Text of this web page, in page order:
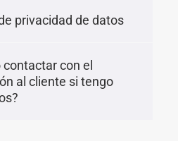
privacidad de datos
con el
al cliente si tengo